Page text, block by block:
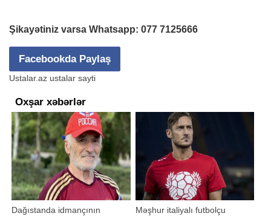
Şikayətiniz varsa Whatsapp: 077 7125666
Facebookda Paylaş
Ustalar.az ustalar sayti
Oxşar xəbərlər
Dağıstanda idmançının
Məşhur italiyalı futbolçu